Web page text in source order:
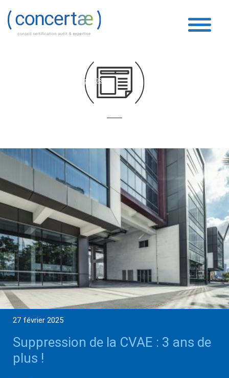
Boucle Vidéo
Page 108
27 février 2025
Suppression de la CVAE : 3 ans de
plus !